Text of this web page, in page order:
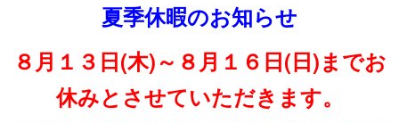
夏季休暇のお知らせ
８月１３日(木)～８月１６日(日)までお
休みとさせていただきます。